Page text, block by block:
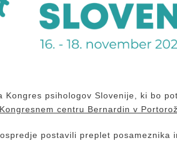
psihologov Slovenije, ki bo
centru Bernardin v
postavili preplet posameznika